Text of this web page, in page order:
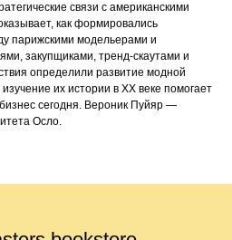
связи с американскими
как формировались
парижскими модельерами и
закупщиками, тренд-скаутами и
определили развитие модной
их истории в XX веке помогает
сегодня. Вероник Пуйяр —
Осло.